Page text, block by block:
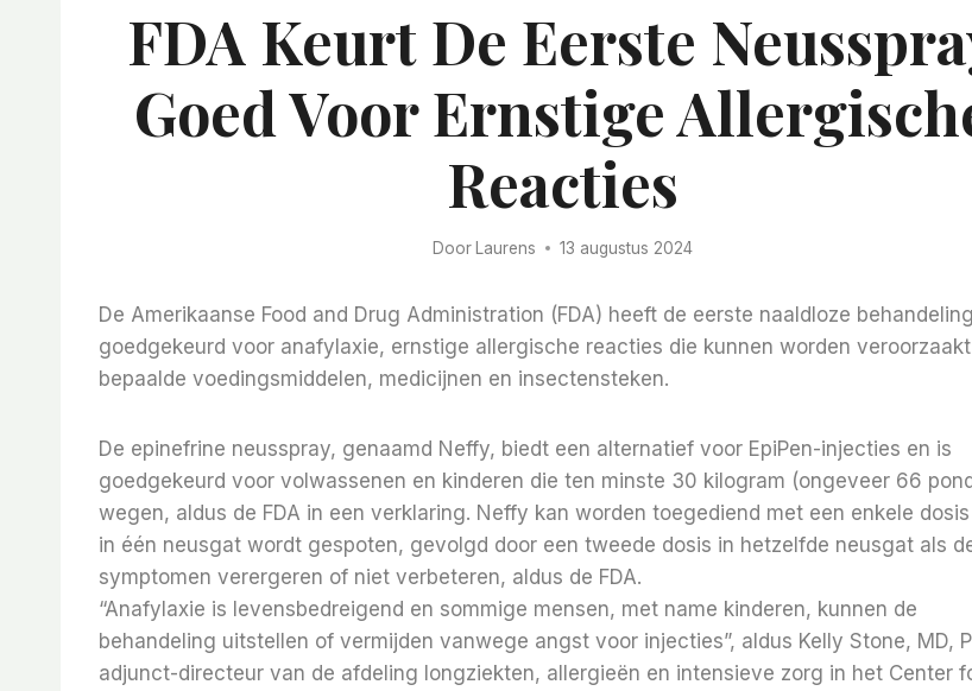
FDA Keurt De Eerste
Goed Voor Ernstige
Reacties
Door Laurens 13 augustus 2024
De Amerikaanse Food and Drug Administration (FDA) heeft de eerste naaldloze behandeling
goedgekeurd voor anafylaxie, ernstige allergische reacties die kunnen worden
bepaalde voedingsmiddelen, medicijnen en insectensteken.
De epinefrine neusspray, genaamd Neffy, biedt een alternatief voor EpiPen-injecties en is
goedgekeurd voor volwassenen en kinderen die ten minste 30 kilogram (ongeveer 66
wegen, aldus de FDA in een verklaring. Neffy kan worden toegediend met een enkele
in één neusgat wordt gespoten, gevolgd door een tweede dosis in hetzelfde neusgat als
symptomen verergeren of niet verbeteren, aldus de FDA.
“Anafylaxie is levensbedreigend en sommige mensen, met name kinderen, kunnen de
behandeling uitstellen of vermijden vanwege angst voor injecties”, aldus Kelly Stone, MD,
adjunct-directeur van de afdeling longziekten, allergieën en intensieve zorg in het Center